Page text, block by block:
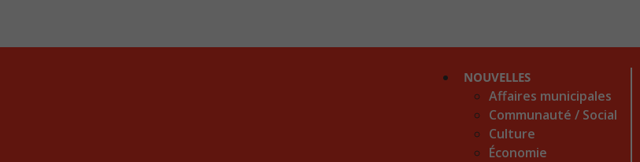
NOUVELLES
Affaires municipales
Communauté / Social
Culture
Économie